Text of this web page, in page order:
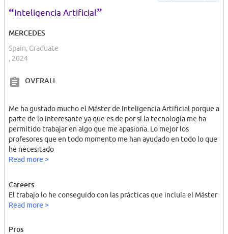
“Inteligencia Artificial”
MERCEDES
Spain, Graduate
, 2024
OVERALL
Me ha gustado mucho el Máster de Inteligencia Artificial porque a
parte de lo interesante ya que es de por sí la tecnología me ha
permitido trabajar en algo que me apasiona. Lo mejor los
profesores que en todo momento me han ayudado en todo lo que
he necesitado
Read more >
Careers
El trabajo lo he conseguido con las prácticas que incluía el Máster
Read more >
Pros